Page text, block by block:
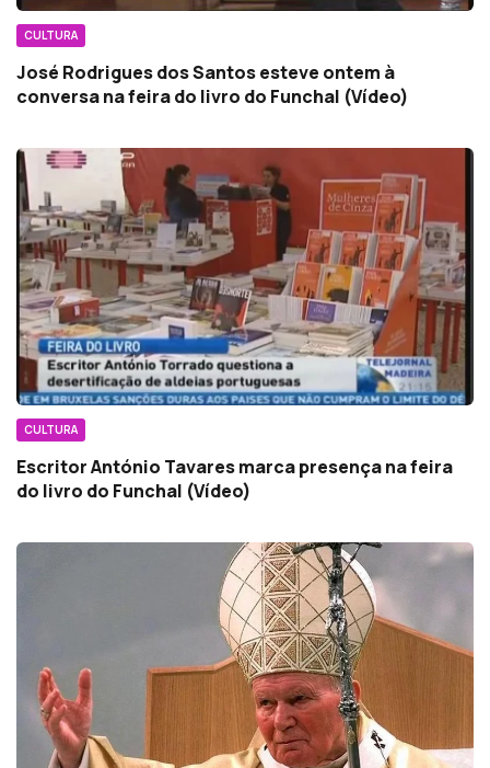
CULTURA
José Rodrigues dos Santos esteve ontem à
conversa na feira do livro do Funchal (Vídeo)
CULTURA
Escritor António Tavares marca presença na feira
do livro do Funchal (Vídeo)